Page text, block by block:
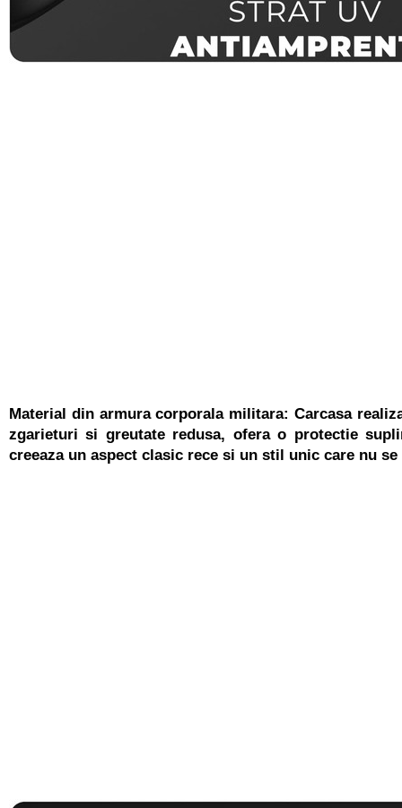
Material din armura corporala militara: Carcasa
zgarieturi si greutate redusa, ofera o protectie
creeaza un aspect clasic rece si un stil unic care nu